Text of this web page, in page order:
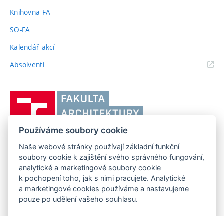
Knihovna FA
SO-FA
Kalendář akcí
Absolventi(externí
Brně,
Fakulta
architektury
FAKULTA ARCHITEKTURY VUT V BRNĚ
Poříčí 273/5, 639 00 Brno
Telefon: 54114 6600
www.fa.vutbr.cz
info@fa.vutbr.cz
Používáme soubory cookie
Naše webové stránky používají základní funkční
soubory cookie k zajištění svého správného fungování,
analytické a marketingové soubory cookie
k pochopení toho, jak s nimi pracujete. Analytické
a marketingové cookies používáme a nastavujeme
pouze po udělení vašeho souhlasu.